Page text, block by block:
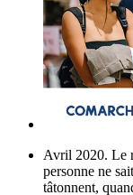
Avril 2020. Le
personne ne
tâtonnent,